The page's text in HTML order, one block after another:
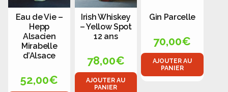
Eau de Vie –
Hepp
Alsacien
Mirabelle
d’Alsace
52,00€
Irish Whiskey
– Yellow Spot
12 ans
78,00€
AJOUTER AU
PANIER
Gin Parcelle
70,00€
AJOUTER AU
PANIER